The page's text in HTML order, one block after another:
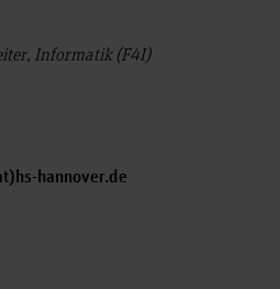
Informatik (F4I)
hannover.de